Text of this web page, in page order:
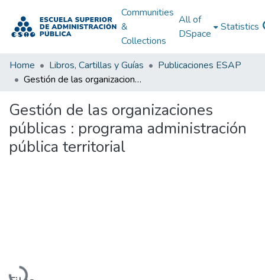
Communities
&
Collections
All of
DSpace
Statistics
Home Libros, Cartillas y Guías
Publicaciones ESAP
Gestión de las organizaciones públicas : programa administración pública territorial
Gestión de las organizaciones
públicas : programa administración
pública territorial
Loading...